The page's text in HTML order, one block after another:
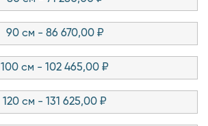
90 см - 86 670,00 ₽
100 см - 102 465,00 ₽
120 см - 131 625,00 ₽